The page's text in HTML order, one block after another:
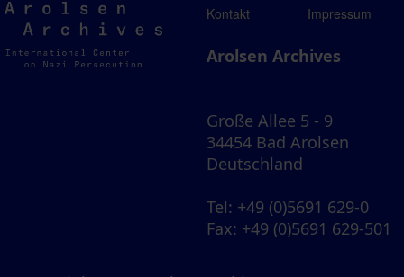
Arolsen
Archives
Kontakt Impressum
Arolsen Archives
Große Allee 5 - 9
34454 Bad Arolsen
Deutschland
Tel: +49 (0)5691 629-0
Fax: +49 (0)5691 629-501